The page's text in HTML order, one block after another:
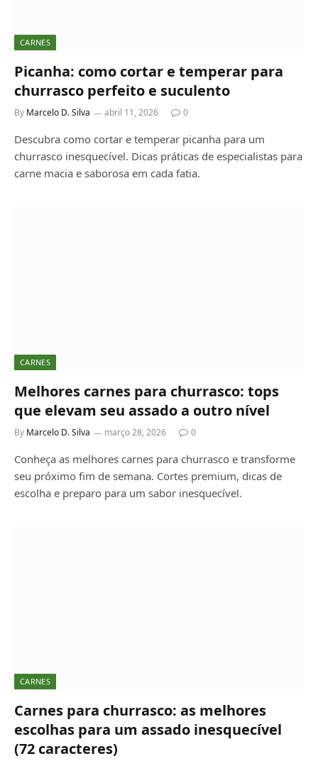
CARNES
Picanha: como cortar e temperar para
churrasco perfeito e suculento
By Marcelo D. Silva abril 11, 2026 0
Descubra como cortar e temperar picanha para um
churrasco inesquecível. Dicas práticas de especialistas para
carne macia e saborosa em cada fatia.
CARNES
Melhores carnes para churrasco: tops
que elevam seu assado a outro nível
By Marcelo D. Silva março 28, 2026 0
Conheça as melhores carnes para churrasco e transforme
seu próximo fim de semana. Cortes premium, dicas de
escolha e preparo para um sabor inesquecível.
CARNES
Carnes para churrasco: as melhores
escolhas para um assado inesquecível
(72 caracteres)